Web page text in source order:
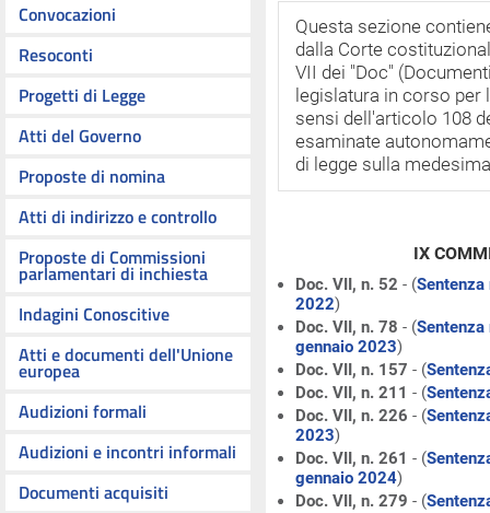
Convocazioni
Resoconti
Progetti di Legge
Atti del Governo
Proposte di nomina
Atti di indirizzo e controllo
Proposte di Commissioni
parlamentari di inchiesta
Indagini Conoscitive
Atti e documenti dell'Unione
europea
Audizioni formali
Audizioni e incontri informali
Documenti acquisiti
Questa sezione
dalla Corte
VII dei "Doc"
legislatura in corso per
sensi dell'articolo 108
esaminate
di legge sulla
IX
Doc. VII, n. 52 - (
2022)
Doc. VII, n. 78 - (
gennaio 2023)
Doc. VII, n. 157 - (
Doc. VII, n. 211 - (
Doc. VII, n. 226 - (
2023)
Doc. VII, n. 261 - (
gennaio 2024)
Doc. VII, n. 279 - (